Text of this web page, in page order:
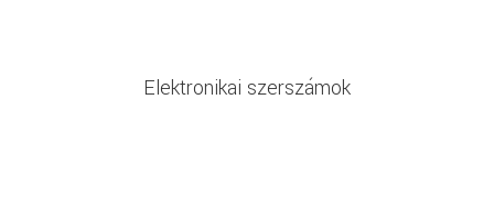
Elektronikai szerszámok